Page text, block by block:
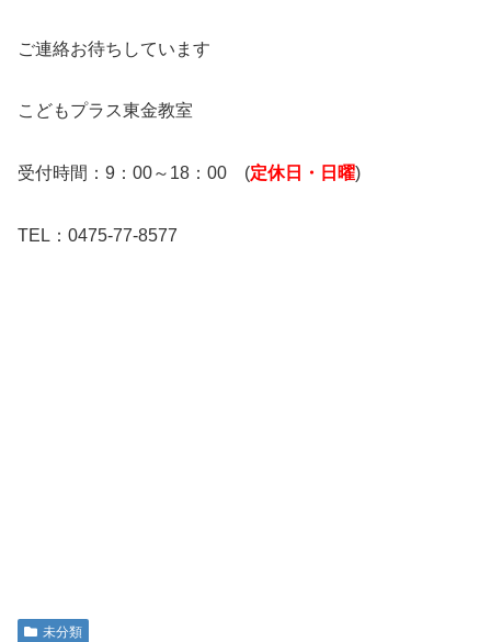
ご連絡お待ちしています
こどもプラス東金教室
受付時間：9：00～18：00 (定休日・日曜)
TEL：0475-77-8577
未分類